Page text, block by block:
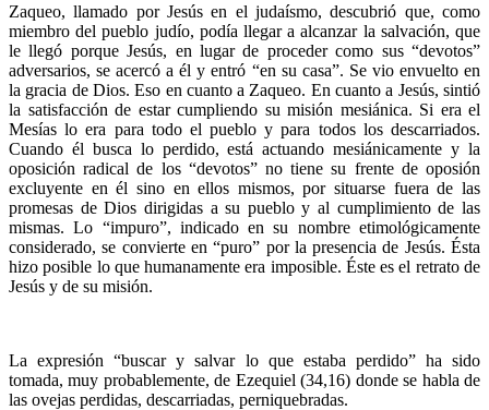
Zaqueo, llamado por Jesús en el judaísmo, descubrió que, como
miembro del pueblo judío, podía llegar a alcanzar la salvación, que
le llegó porque Jesús, en lugar de proceder como sus “devotos”
adversarios, se acercó a él y entró “en su casa”. Se vio envuelto en
la gracia de Dios. Eso en cuanto a Zaqueo. En cuanto a Jesús, sintió
la satisfacción de estar cumpliendo su misión mesiánica. Si era el
Mesías lo era para todo el pueblo y para todos los descarriados.
Cuando él busca lo perdido, está actuando mesiánicamente y la
oposición radical de los “devotos” no tiene su frente de oposión
excluyente en él sino en ellos mismos, por situarse fuera de las
promesas de Dios dirigidas a su pueblo y al cumplimiento de las
mismas. Lo “impuro”, indicado en su nombre etimológicamente
considerado, se convierte en “puro” por la presencia de Jesús. Ésta
hizo posible lo que humanamente era imposible. Éste es el retrato de
Jesús y de su misión.
La expresión “buscar y salvar lo que estaba perdido” ha sido
tomada, muy probablemente, de Ezequiel (34,16) donde se habla de
las ovejas perdidas, descarriadas, perniquebradas.